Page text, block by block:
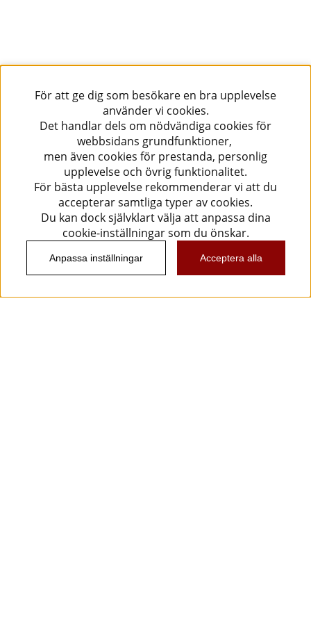
För att ge dig som besökare en bra upplevelse
använder vi cookies.
Det handlar dels om nödvändiga cookies för
webbsidans grundfunktioner,
men även cookies för prestanda, personlig
upplevelse och övrig funktionalitet.
För bästa upplevelse rekommenderar vi att du
accepterar samtliga typer av cookies.
Du kan dock självklart välja att anpassa dina
cookie-inställningar som du önskar.
Anpassa inställningar Acceptera alla